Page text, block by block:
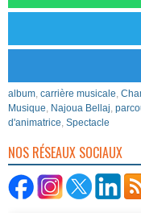
album carrière musicale
Musique Najoua Bellaj
d'animatrice Spectacle
NOS RÉSEAUX SOCIAUX